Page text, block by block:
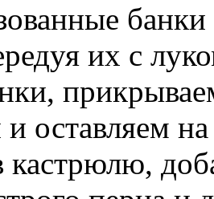
их с
оставляем